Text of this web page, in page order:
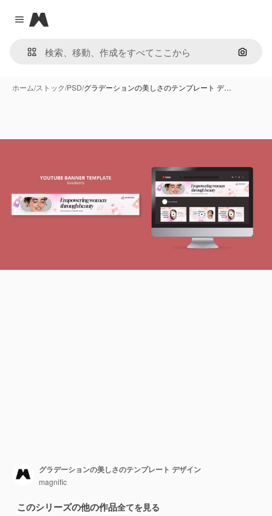
Close menu
Magnific
画像で
ホーム/ストック/PSD/グラデーションの美しさのテンプレート デ…
グラデーションの美しさのテンプレート デザイン
magnific
このシリーズの他の作品全てを見る